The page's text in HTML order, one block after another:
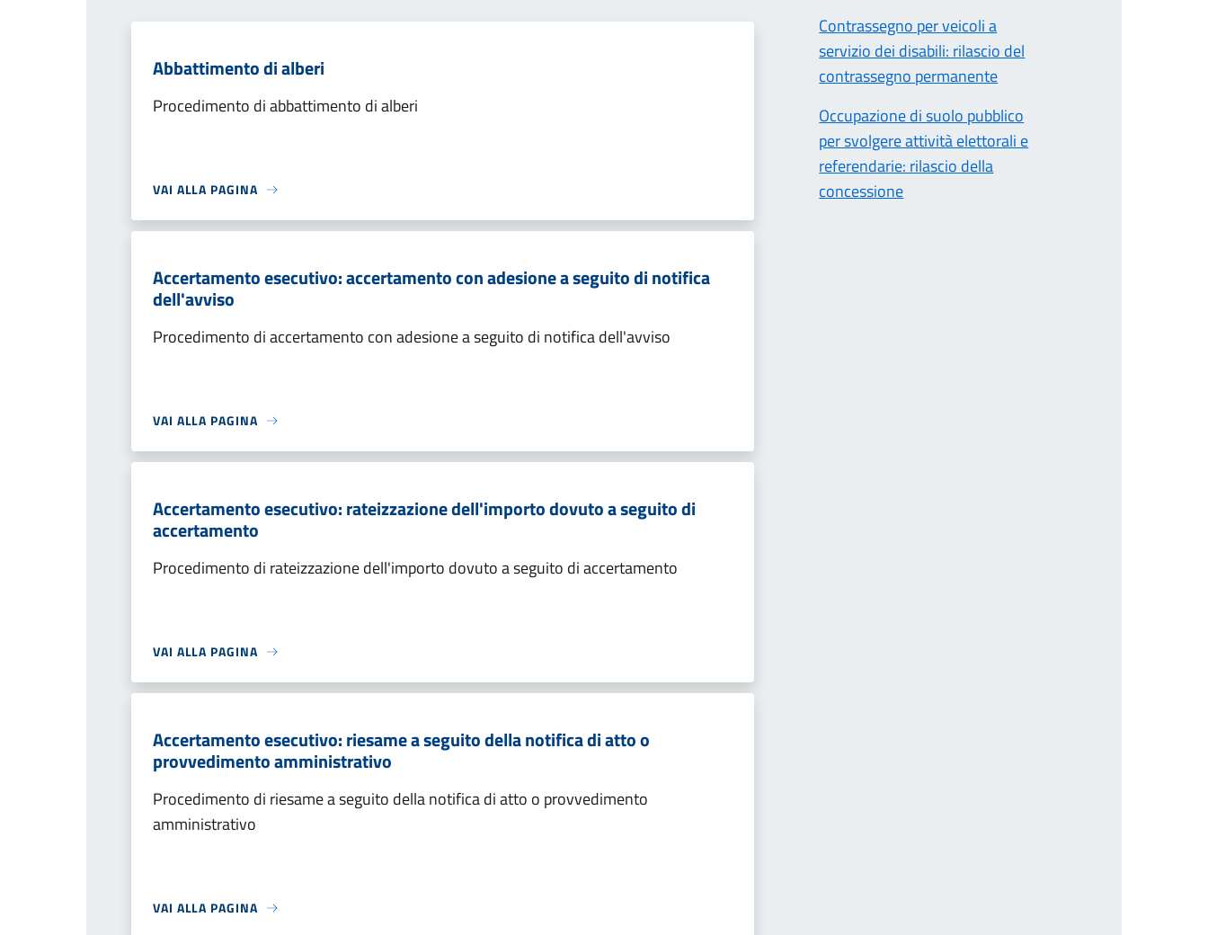
Abbattimento di alberi
Procedimento di abbattimento di alberi
VAI ALLA PAGINA
Accertamento esecutivo: accertamento con adesione a seguito di notifica
dell'avviso
Procedimento di accertamento con adesione a seguito di notifica dell'avviso
VAI ALLA PAGINA
Accertamento esecutivo: rateizzazione dell'importo dovuto a seguito di
accertamento
Procedimento di rateizzazione dell'importo dovuto a seguito di accertamento
VAI ALLA PAGINA
Accertamento esecutivo: riesame a seguito della notifica di atto o
provvedimento amministrativo
Procedimento di riesame a seguito della notifica di atto o provvedimento
amministrativo
VAI ALLA PAGINA
Contrassegno per veicoli a
servizio dei disabili: rilascio del
contrassegno permanente
Occupazione di suolo pubblico
per svolgere attività elettorali e
referendarie: rilascio della
concessione